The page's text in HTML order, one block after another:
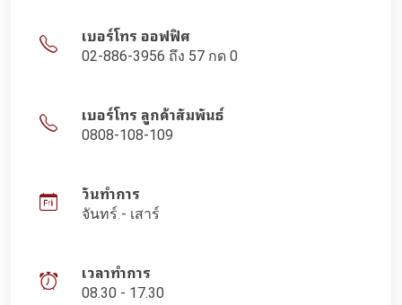
เบอร์โทร ออฟฟิศ
02-886-3956 ถึง 57 กด 0
เบอร์โทร ลูกค้าสัมพันธ์
0808-108-109
วันทำการ
จันทร์ - เสาร์
เวลาทำการ
08.30 - 17.30